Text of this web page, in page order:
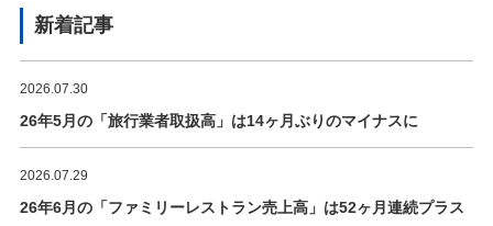
新着記事
2026.07.30
26年5月の「旅行業者取扱高」は14ヶ月ぶりのマイナスに
2026.07.29
26年6月の「ファミリーレストラン売上高」は52ヶ月連続プラス